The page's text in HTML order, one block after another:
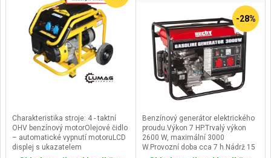
Charakteristika stroje: 4 - taktní
OHV benzínový motorOlejové čidlo
– automatické vypnutí motoruLCD
displej s ukazatelem
-28%
Benzínový generátor elektrického
proudu.Výkon 7 HP.Trvalý výkon
2600 W, maximální 3000
W.Provozní doba cca 7 h.Nádrž 15